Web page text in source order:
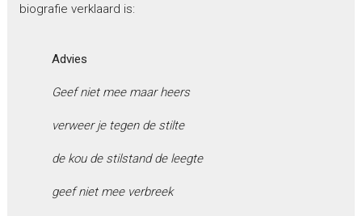
biografie verklaard is:
Advies
Geef niet mee maar heers
verweer je tegen de stilte
de kou de stilstand de leegte
geef niet mee verbreek